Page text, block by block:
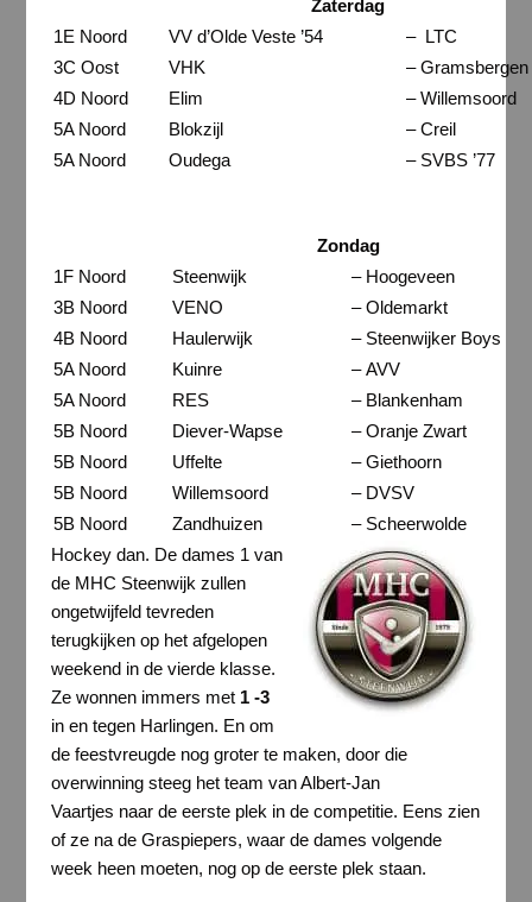
Zaterdag
1E Noord
VV d’Olde Veste ’54 – LTC
3C Oost
VHK – Gramsbergen
4D Noord
Elim – Willemsoord
5A Noord
Blokzijl – Creil
5A Noord
Oudega – SVBS ’77
Zondag
1F Noord
Steenwijk – Hoogeveen
3B Noord
VENO – Oldemarkt
4B Noord
Haulerwijk – Steenwijker Boys
5A Noord
Kuinre – AVV
5A Noord
RES – Blankenham
5B Noord
Diever-Wapse – Oranje Zwart
5B Noord
Uffelte – Giethoorn
5B Noord
Willemsoord – DVSV
5B Noord
Zandhuizen – Scheerwolde
Hockey dan. De dames 1 van
de MHC Steenwijk zullen
ongetwijfeld tevreden
terugkijken op het afgelopen
weekend in de vierde klasse.
Ze wonnen immers met 1 -3
in en tegen Harlingen. En om
de feestvreugde nog groter te maken, door die
overwinning steeg het team van Albert-Jan
Vaartjes naar de eerste plek in de competitie. Eens zien
of ze na de Graspiepers, waar de dames volgende
week heen moeten, nog op de eerste plek staan.